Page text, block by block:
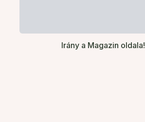
Irány a Magazin oldala!